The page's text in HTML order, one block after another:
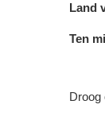
Land
Ten
Droog